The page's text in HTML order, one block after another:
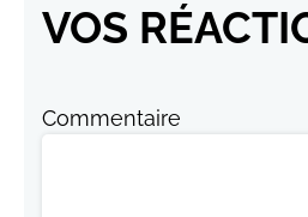
VOS
Commentaire